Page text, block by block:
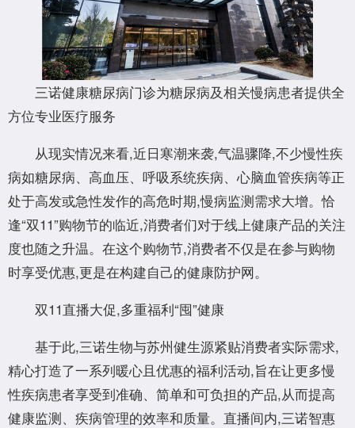
三诺健康糖尿病门诊为糖尿病及相关慢病患者提供全
方位专业医疗服务
从现实情况来看,近日寒潮来袭,气温骤降,不少慢性疾
病如糖尿病、高血压、呼吸系统疾病、心脑血管疾病等正
处于高发或急性发作的高危时期,慢病监测需求大增。恰
逢“双11”购物节的临近,消费者们对于线上健康产品的关注
度也随之升温。在这个购物节,消费者不仅是在参与购物
时享受优惠,更是在构建自己的健康防护网。
双11直播大促,多重福利“囤”健康
基于此,三诺生物与苏州健生源紧贴消费者实际需求,
精心打造了一系列暖心且优惠的福利活动,旨在让更多慢
性疾病患者享受到准确、简单和可负担的产品,从而提高
健康监测、疾病管理的效率和质量。直播间内,三诺智惠